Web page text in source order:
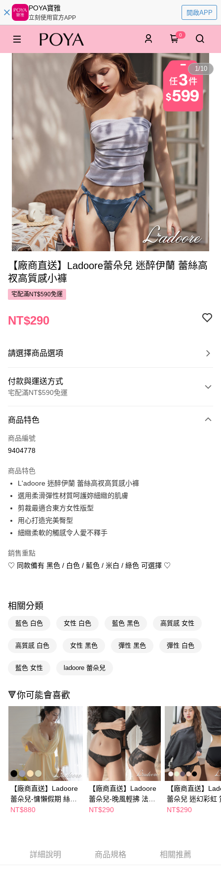
POYA寶雅
立刻使用官方APP
開啟APP
0
1/10
【廠商直送】Ladoore蕾朵兒 迷醉伊蘭 蕾絲高
衩高質感小褲
宅配滿NT$590免運
NT$290
請選擇商品選項
付款與運送方式
宅配滿NT$590免運
POYA支付
信用卡一次付款
Apple Pay
街口支付
悠遊付
Google Pay
AFTEE先享後付
相關說明
１．簡單：不需註冊會員、不需綁卡、不需儲值。
３．安心：先確認商品／服務後，再付款。
１．於結帳方式選擇「AFTEE先享後付」後，將跳轉至「AFTEE先享後付」
２．訂單成立數日內，您將收到繳費通知簡訊。
※ 請注意：結帳手續完成當下不需立刻繳費，但若您需要取消訂單，請聯絡
後付繳納相關費用。
※ 交易是否成功請以「AFTEE先享後付 」之結帳頁面顯示為準，若有關於
是否繳費成功／繳費後需取消欲退款等相關疑問，請聯繫「AFTEE先享後付
客戶支援中心」https://netprotections.freshdesk.com/support/home
【注意事項】
１．透過由恩沛科技股份有限公司提供之「AFTEE先享後付」服務完成之交
易，需依本服務之必要範圍內提供個人資料，並將交易相關給付款項請求債
權轉讓予恩沛科技股份有限公司。
２．關於個人資料處理事宜，請瀏覽以下網址：
https://aftee.tw/terms/#terms3
３．未成年的使用者請事先徵得法定代理人或監護人之同意方可使用
請求用戶進行身份認證。
宅配(廠商直送🚚)
每筆NT$100，滿NT$590(含以上)免運費
商品特色
商品編號
9404778
商品特色
L'adoore 迷醉伊蘭 蕾絲高衩高質感小褲
選用柔滑彈性材質呵護妳細緻的肌膚
剪裁最適合東方女性版型
用心打造完美臀型
細緻柔軟的觸感令人愛不釋手
銷售重點
♡ 同款備有 黑色 / 白色 / 藍色 / 米白 / 綠色 可選擇 ♡
相關分類
藍色 白色 女性 白色 藍色 黑色 高質感 女性
高質感 白色 女性 黑色 彈性 黑色 彈性 白色
藍色 女性 ladoore 蕾朵兒
🔻你可能會喜歡
【廠商直送】Ladoore
蕾朵兒-慵懶假期 絲滑
緞面高質感睡袍
NT$880
【廠商直送】Ladoore
蕾朵兒-晚風輕拂 法式
蕾絲精品小褲
NT$290
【廠商直送】
蕾朵兒 迷幻彩虹
美臀內褲-多款任
NT$290
詳細說明 商品規格 相關推薦